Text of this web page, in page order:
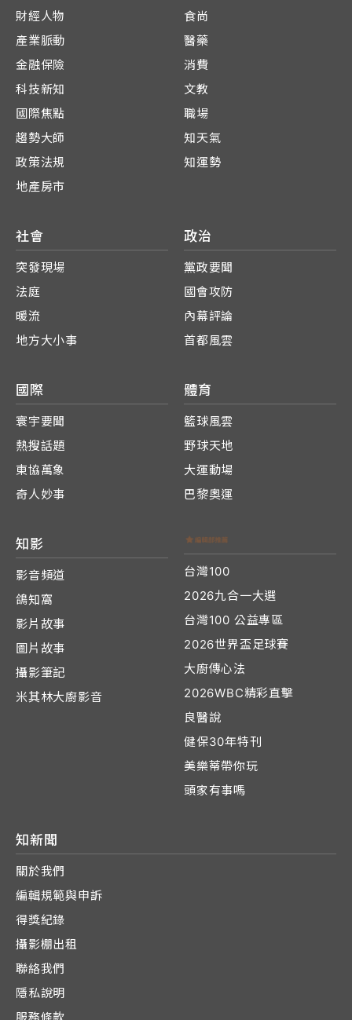
財經人物
產業脈動
金融保險
科技新知
國際焦點
趨勢大師
政策法規
地產房市
食尚
醫藥
消費
文教
職場
知天氣
知運勢
社會
突發現場
法庭
暖流
地方大小事
政治
黨政要聞
國會攻防
內幕評論
首都風雲
國際
寰宇要聞
熱搜話題
東協萬象
奇人妙事
體育
籃球風雲
野球天地
大運動場
巴黎奧運
知影
影音頻道
鴿知窩
影片故事
圖片故事
攝影筆記
米其林大廚影音
台灣100
2026九合一大選
台灣100 公益專區
2026世界盃足球賽
大廚傳心法
2026WBC精彩直擊
良醫說
健保30年特刊
美樂蒂帶你玩
頭家有事嗎
知新聞
關於我們
編輯規範與申訴
得獎紀錄
攝影棚出租
聯絡我們
隱私說明
服務條款